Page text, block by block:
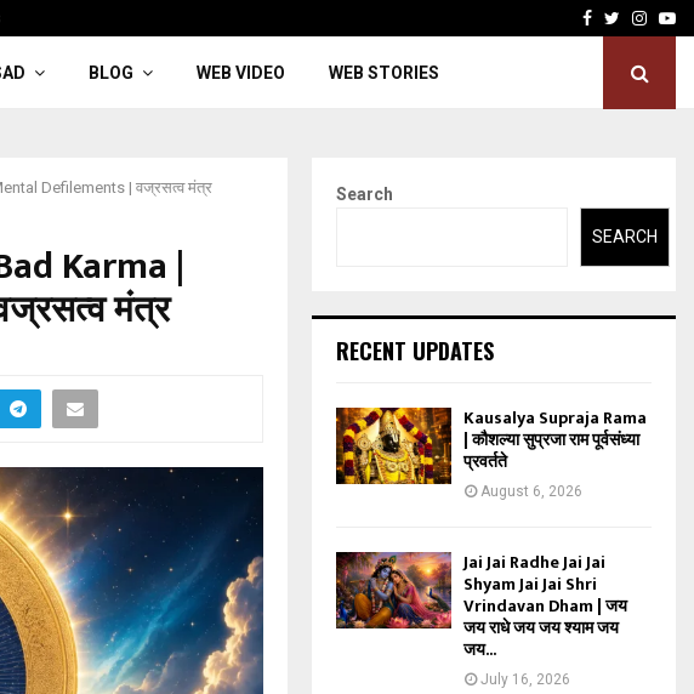
Facebook
Twitter
BLOG WEB VIDEO WEB STORIES
Defilements | वज्रसत्व मंत्र
Karma |
मंत्र
Search
SEARCH
RECENT UPDATES
Kausalya Supraja Rama
| कौशल्या सुप्रजा राम पूर्वसंध्या
प्रवर्तते
August 6, 2026
Jai Jai Radhe Jai Jai
Shyam Jai Jai Shri
Vrindavan Dham | जय
जय राधे जय जय श्याम जय
जय...
July 16, 2026